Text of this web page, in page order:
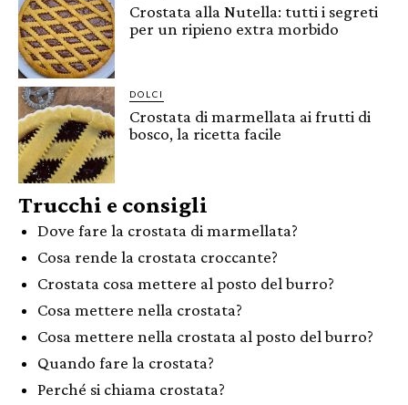
Crostata alla Nutella: tutti i segreti
per un ripieno extra morbido
DOLCI
Crostata di marmellata ai frutti di
bosco, la ricetta facile
Trucchi e consigli
Dove fare la crostata di marmellata?
Cosa rende la crostata croccante?
Crostata cosa mettere al posto del burro?
Cosa mettere nella crostata?
Cosa mettere nella crostata al posto del burro?
Quando fare la crostata?
Perché si chiama crostata?